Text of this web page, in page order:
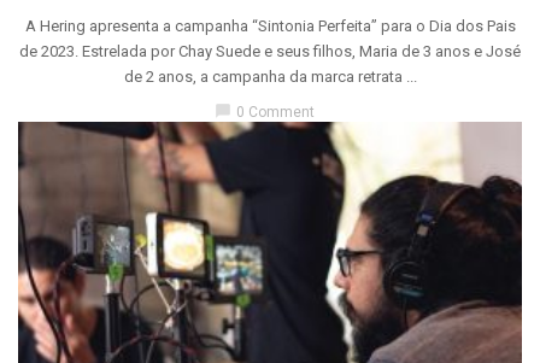
A Hering apresenta a campanha “Sintonia Perfeita” para o Dia dos Pais
de 2023. Estrelada por Chay Suede e seus filhos, Maria de 3 anos e José
de 2 anos, a campanha da marca retrata ...
chat_bubble 0 Comment